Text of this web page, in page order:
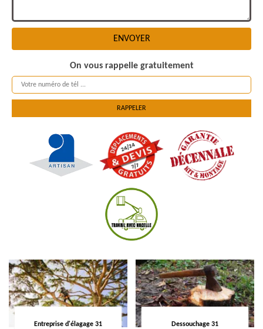
On vous rappelle gratuitement
Entreprise d'élagage 31 Dessouchage 31